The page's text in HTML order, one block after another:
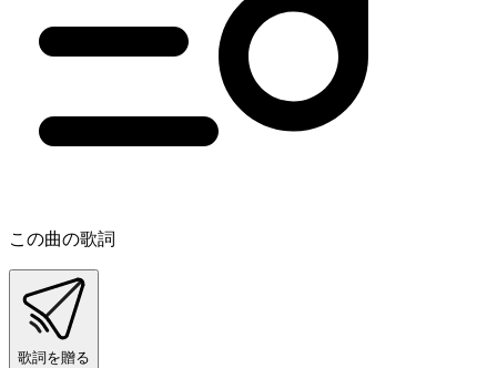
この曲の歌詞
歌詞を贈る